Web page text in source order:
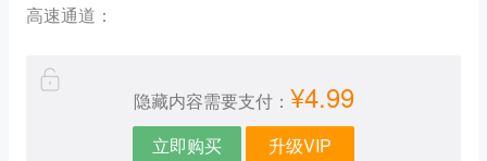
高速通道：
隐藏内容需要支付： ¥4.99
立即购买 升级VIP